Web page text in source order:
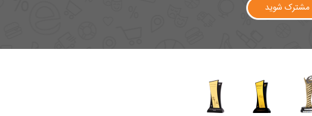
مشترک شوید